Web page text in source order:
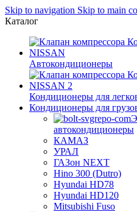
Skip to navigation Skip to main
Каталог
Автокондиционеры
Кондиционеры для
Кондиционеры для
автокондиционеры
КАМАЗ
УРАЛ
ГАЗон NEXT
Hino 300 (Dutro)
Hyundai HD78
Hyundai HD120
Mitsubishi Fuso